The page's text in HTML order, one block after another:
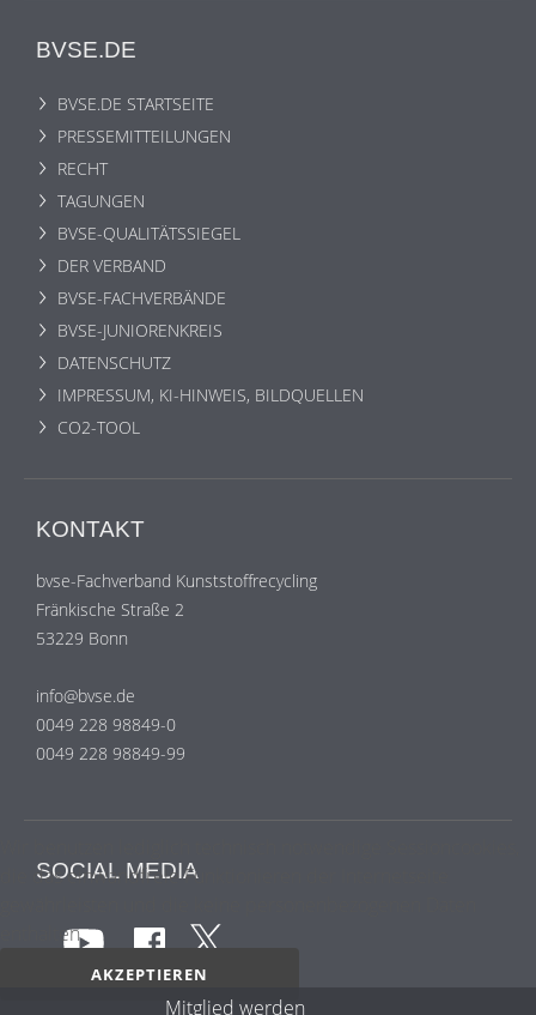
BVSE.DE
BVSE.DE STARTSEITE
PRESSEMITTEILUNGEN
RECHT
TAGUNGEN
BVSE-QUALITÄTSSIEGEL
DER VERBAND
BVSE-FACHVERBÄNDE
BVSE-JUNIORENKREIS
DATENSCHUTZ
IMPRESSUM, KI-HINWEIS, BILDQUELLEN
CO2-TOOL
KONTAKT
bvse-Fachverband Kunststoffrecycling
Fränkische Straße 2
53229 Bonn
info@bvse.de
0049 228 98849-0
0049 228 98849-99
SOCIAL MEDIA
Mitglied werden
die das einwandfreie Funktionieren der Internetseite
enthalten.
AKZEPTIEREN